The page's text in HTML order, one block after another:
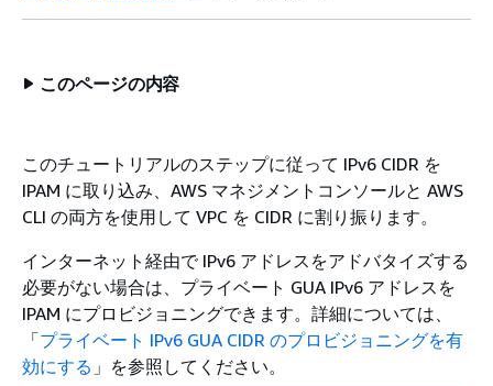
このページの内容
このチュートリアルのステップに従って IPv6 CIDR を
IPAM に取り込み、AWS マネジメントコンソールと AWS
CLI の両方を使用して VPC を CIDR に割り振ります。
インターネット経由で IPv6 アドレスをアドバタイズする
必要がない場合は、プライベート GUA IPv6 アドレスを
IPAM にプロビジョニングできます。詳細については、
「プライベート IPv6 GUA CIDR のプロビジョニングを有
効にする 」を参照してください。